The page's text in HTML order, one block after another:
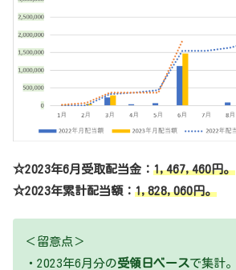
☆2023年6月受取配当金： 1,467,460円。
☆2023年累計配当額： 1,828,060円。
＜留意点＞
・2023年6月分の受領日ベースで集計。